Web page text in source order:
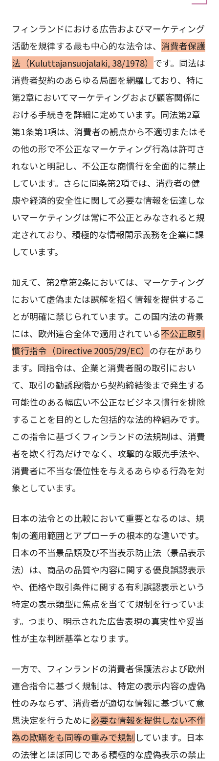
フィンランドにおける広告およびマーケティング
活動を規律する最も中心的な法令は、 消費者保護
法（Kuluttajansuojalaki, 38/1978） です。同法は
消費者契約のあらゆる局面を網羅しており、特に
第2章においてマーケティングおよび顧客関係に
おける手続きを詳細に定めています。同法第2章
第1条第1項は、消費者の観点から不適切またはそ
の他の形で不公正なマーケティング行為は許可さ
れないと明記し、不公正な商慣行を全面的に禁止
しています。さらに同条第2項では、消費者の健
康や経済的安全性に関して必要な情報を伝達しな
いマーケティングは常に不公正とみなされると規
定されており、積極的な情報開示義務を企業に課
しています。
加えて、第2章第2条においては、マーケティング
において虚偽または誤解を招く情報を提供するこ
とが明確に禁じられています。この国内法の背景
には、欧州連合全体で適用されている不公正取引
慣行指令（Directive 2005/29/EC） の存在があり
ます。同指令は、企業と消費者間の取引におい
て、取引の勧誘段階から契約締結後まで発生する
可能性のある幅広い不公正なビジネス慣行を排除
することを目的とした包括的な法的枠組みです。
この指令に基づくフィンランドの法規制は、消費
者を欺く行為だけでなく、攻撃的な販売手法や、
消費者に不当な優位性を与えるあらゆる行為を対
象としています。
日本の法令との比較において重要となるのは、規
制の適用範囲とアプローチの根本的な違いです。
日本の不当景品類及び不当表示防止法（景品表示
法）は、商品の品質や内容に関する優良誤認表示
や、価格や取引条件に関する有利誤認表示という
特定の表示類型に焦点を当てて規制を行っていま
す。つまり、明示された広告表現の真実性や妥当
性が主な判断基準となります。
一方で、フィンランドの消費者保護法および欧州
連合指令に基づく規制は、特定の表示内容の虚偽
性のみならず、消費者が適切な情報に基づいて意
思決定を行うために必要な情報を提供しない不作
為の欺瞞をも同等の重みで規制しています。日本
の法律とほぼ同じである積極的な虚偽表示の禁止